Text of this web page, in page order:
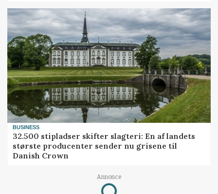
BUSINESS
32.500 stipladser skifter slagteri: En af landets
største producenter sender nu grisene til
Danish Crown
Annonce